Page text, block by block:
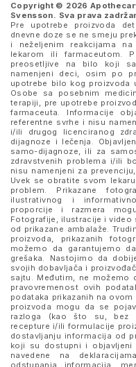
Copyright © 2026
Svensson. Sva prava
Pre upotrebe proizvoda
dnevne doze se ne smeju
i neželjenim reakcijama
lekarom ili farmaceutom.
preosetljive na bilo koji
namenjeni deci, osim po
upotrebe bilo kog proizvoda
Osobe sa posebnim
terapiji, pre upotrebe
farmaceuta. Informacije
referentne svrhe i nisu
i/ili drugog licenciranog
dijagnoze i lečenja.
samo-dijagnoze, ili za
zdravstvenih problema i/ili
nisu namenjeni za
Uvek se obratite svom
problem. Prikazane
ilustrativnog i
proporcije i razmera
Fotografije, ilustracije i video
od prikazane ambalaže.
proizvoda, prikazanih
možemo da garantujemo
grešaka. Nastojimo da
svojih dobavljača i
sajtu. Međutim, ne možemo
pravovremenost ovih
podataka prikazanih na
proizvoda mogu da se
razloga (kao što su, bez
recepture i/ili formulacije
dostavljanju informacija od
koji su dostupni i objavljeni
navedene na